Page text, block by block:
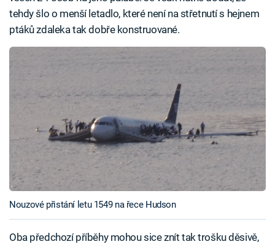
tehdy šlo o menší letadlo, které není na střetnutí s hejnem
ptáků zdaleka tak dobře konstruované.
Nouzové přistání letu 1549 na řece Hudson
Oba předchozí příběhy mohou sice znít tak trošku děsivě,